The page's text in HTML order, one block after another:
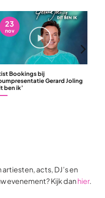
acts, DJ’s en
evenement? Kijk danhier.
Bookings bij
Gerard Joling
ben ik’
23
nov